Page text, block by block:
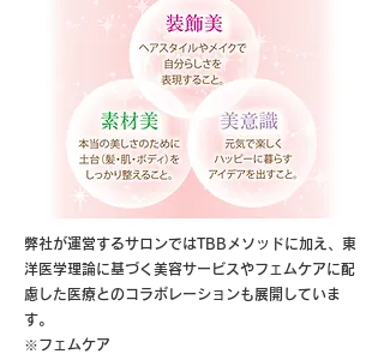
弊社が運営するサロンではTBBメソッドに加え、東
洋医学理論に基づく美容サービスやフェムケアに配
慮した医療とのコラボレーションも展開していま
す。
※フェムケア